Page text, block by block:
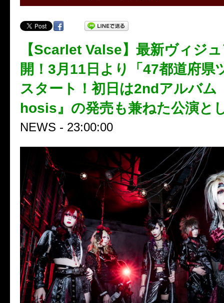
【Scarlet Valse】最新ヴィジ
開！3月11日より「47都道府県
スタート！初日は2ndアルバム
hosis』の発売も兼ねた公演と
NEWS - 23:00:00